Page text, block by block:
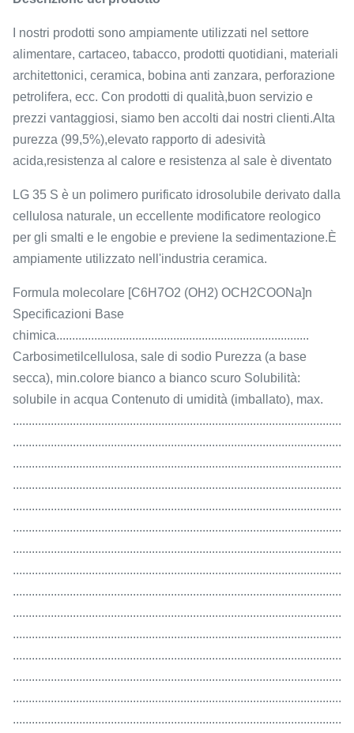
I nostri prodotti sono ampiamente utilizzati nel settore
alimentare, cartaceo, tabacco, prodotti quotidiani, materiali
architettonici, ceramica, bobina anti zanzara, perforazione
petrolifera, ecc. Con prodotti di qualità,buon servizio e
prezzi vantaggiosi, siamo ben accolti dai nostri clienti.Alta
purezza (99,5%),elevato rapporto di adesività
acida,resistenza al calore e resistenza al sale è diventato
LG 35 S è un polimero purificato idrosolubile derivato dalla
cellulosa naturale, un eccellente modificatore reologico
per gli smalti e le engobie e previene la sedimentazione.È
ampiamente utilizzato nell'industria ceramica.
Formula molecolare [C6H7O2 (OH2) OCH2COONa]n
Specificazioni Base
chimica................................................................................
Carbosimetilcellulosa, sale di sodio Purezza (a base
secca), min.colore bianco a bianco scuro Solubilità:
solubile in acqua Contenuto di umidità (imballato), max.
........................................................................................................
........................................................................................................
........................................................................................................
........................................................................................................
........................................................................................................
........................................................................................................
........................................................................................................
........................................................................................................
........................................................................................................
........................................................................................................
........................................................................................................
........................................................................................................
........................................................................................................
........................................................................................................
........................................................................................................